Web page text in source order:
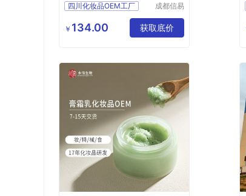
四川化妆品OEM工厂
护肤品代加工
成都信易
器械有限
公司
￥ 134.00 获取底价